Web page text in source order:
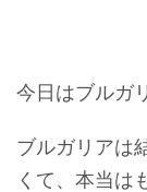
今日はブルガ
ブルガリアは
くて、本当は